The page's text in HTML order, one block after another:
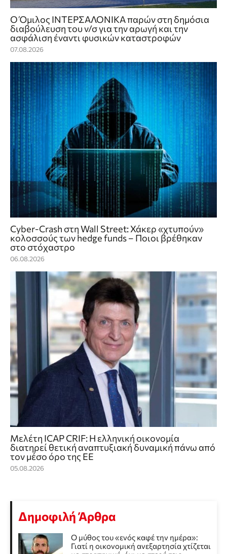
Ο Όμιλος ΙΝΤΕΡΣΑΛΟΝΙΚΑ παρών στη δημόσια
διαβούλευση του ν/σ για την αρωγή και την
ασφάλιση έναντι φυσικών καταστροφών
07.08.2026
Cyber-Crash στη Wall Street: Χάκερ «χτυπούν»
κολοσσούς των hedge funds – Ποιοι βρέθηκαν
στο στόχαστρο
06.08.2026
Μελέτη ICAP CRIF: Η ελληνική οικονομία
διατηρεί θετική αναπτυξιακή δυναμική πάνω από
τον μέσο όρο της ΕΕ
05.08.2026
Δημοφιλή Άρθρα
Ο μύθος του «ενός καφέ την ημέρα»:
Γιατί η οικονομική ανεξαρτησία χτίζεται